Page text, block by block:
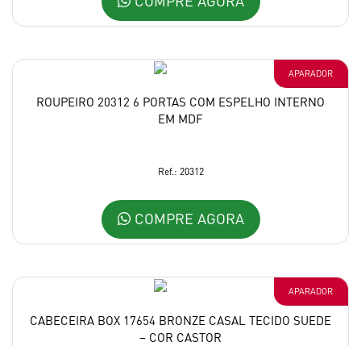
APARADOR
ROUPEIRO 20312 6 PORTAS COM ESPELHO INTERNO
EM MDF
Ref.: 20312
COMPRE AGORA
APARADOR
CABECEIRA BOX 17654 BRONZE CASAL TECIDO SUEDE
– COR CASTOR